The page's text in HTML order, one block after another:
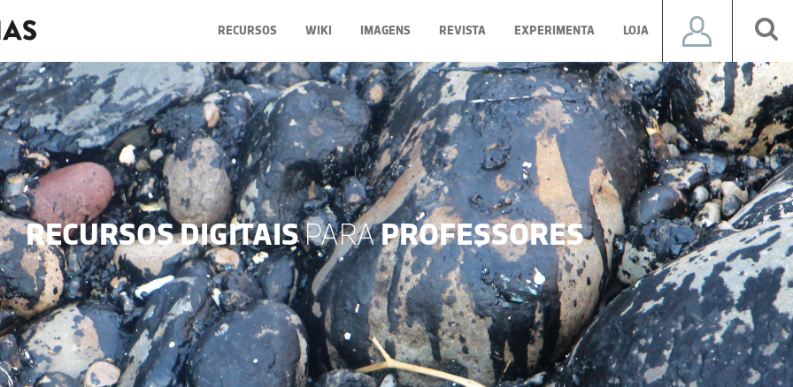
RECURSOS WIKI IMAGENS REVISTA EXPERIMENTA LOJA
RECURSOS DIGITAISPARAPROFESSORES